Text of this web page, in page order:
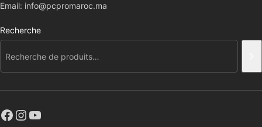
Email: info@pcpromaroc.ma
Recherche